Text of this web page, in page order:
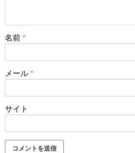
名前 *
メール *
サイト